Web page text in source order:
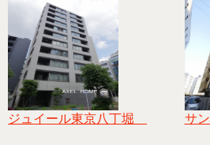
ジュイール東京八丁堀 サ